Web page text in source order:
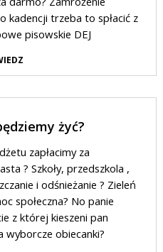
kadencji trzeba to spłacić z
pisowskie DEJ
żyć?
zapłacimy za
? Szkoły, przedszkola ,
i odśnieżanie ? Zieleń
społeczna? No panie
z której kieszeni pan
wyborcze obiecanki?